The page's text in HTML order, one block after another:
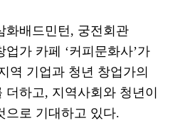
화배드민턴, 궁전회관
업가 카페 ‘커피문화사’가
역 기업과 청년 창업가의
더하고, 지역사회와 청년이
으로 기대하고 있다.